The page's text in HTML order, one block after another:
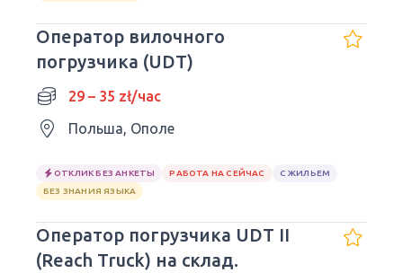
Оператор вилочного
погрузчика (UDT)
29 – 35 zł/час
Польша, Ополе
ОТКЛИК БЕЗ АНКЕТЫ РАБОТА НА СЕЙЧАС
С ЖИЛЬЕМ
БЕЗ ЗНАНИЯ ЯЗЫКА
Оператор погрузчика UDT II
(Reach Truck) на склад.